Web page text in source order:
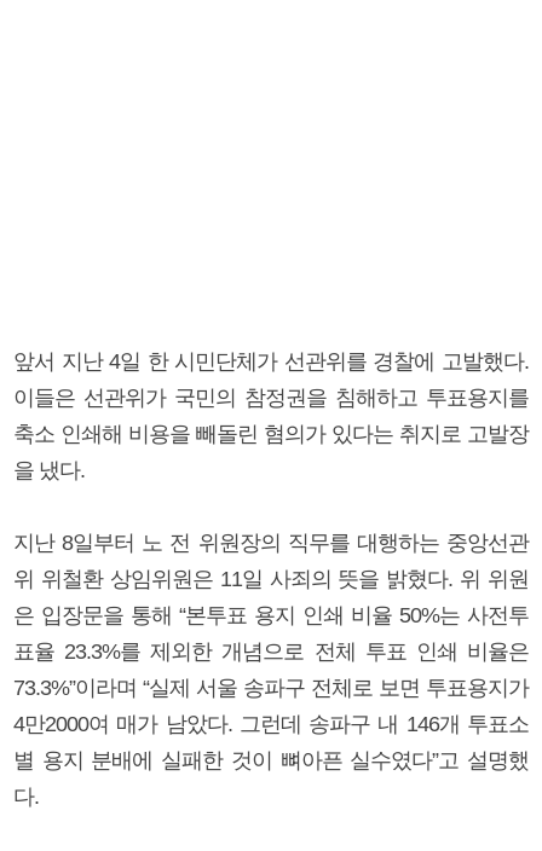
앞서 지난 4일 한 시민단체가 선관위를 경찰에 고발했다.
이들은 선관위가 국민의 참정권을 침해하고 투표용지를
축소 인쇄해 비용을 빼돌린 혐의가 있다는 취지로 고발장
을 냈다.
지난 8일부터 노 전 위원장의 직무를 대행하는 중앙선관
위 위철환 상임위원은 11일 사죄의 뜻을 밝혔다. 위 위원
은 입장문을 통해 “본투표 용지 인쇄 비율 50%는 사전투
표율 23.3%를 제외한 개념으로 전체 투표 인쇄 비율은
73.3%”이라며 “실제 서울 송파구 전체로 보면 투표용지가
4만2000여 매가 남았다. 그런데 송파구 내 146개 투표소
별 용지 분배에 실패한 것이 뼈아픈 실수였다”고 설명했
다.